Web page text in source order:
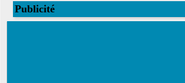
Publicité